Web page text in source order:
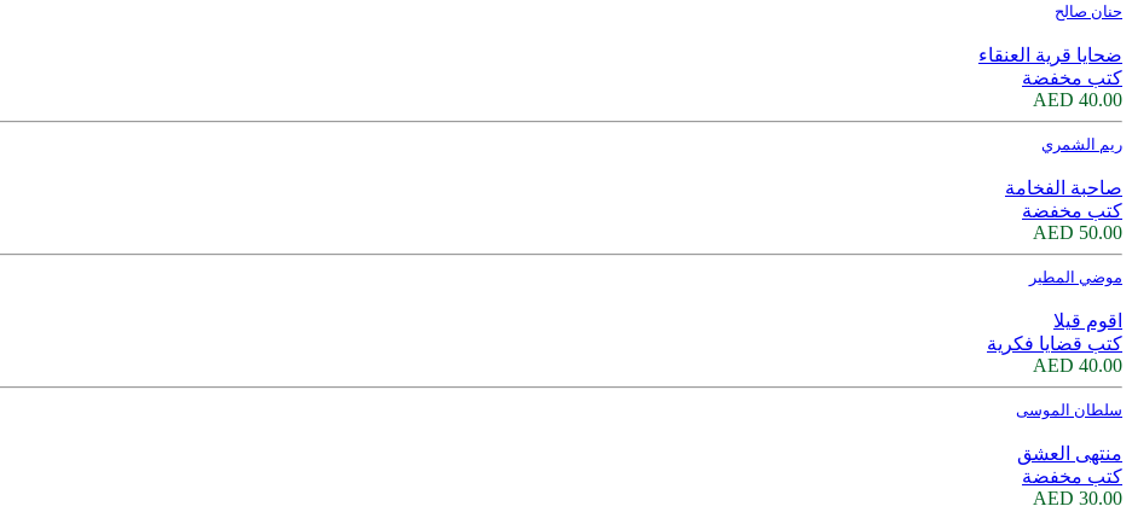
حنان صالح
ضحايا قرية العنقاء
كتب مخفضة
40.00 AED
ريم الشمري
صاحبة الفخامة
كتب مخفضة
50.00 AED
موضي المطير
اقوم قيلا
كتب قضايا فكرية
40.00 AED
سلطان الموسى
منتهى العشق
كتب مخفضة
30.00 AED